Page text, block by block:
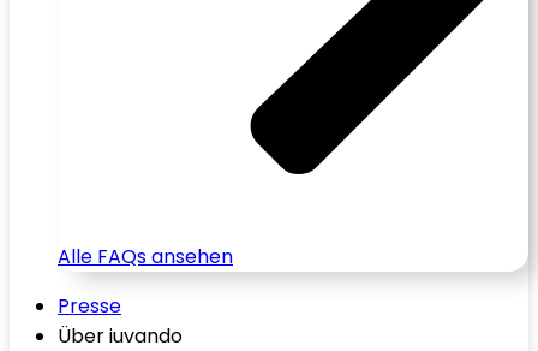
Alle FAQs ansehen
Presse
Über iuvando